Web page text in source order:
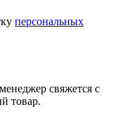
персональных
свяжется с
товар.